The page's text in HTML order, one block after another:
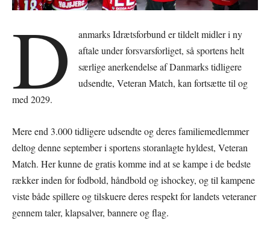
D
anmarks Idrætsforbund er tildelt midler i ny
aftale under forsvarsforliget, så sportens helt
særlige anerkendelse af Danmarks tidligere
udsendte, Veteran Match, kan fortsætte til og
med 2029.
Mere end 3.000 tidligere udsendte og deres familiemedlemmer
deltog denne september i sportens storanlagte hyldest, Veteran
Match. Her kunne de gratis komme ind at se kampe i de bedste
rækker inden for fodbold, håndbold og ishockey, og til kampene
viste både spillere og tilskuere deres respekt for landets veteraner
gennem taler, klapsalver, bannere og flag.